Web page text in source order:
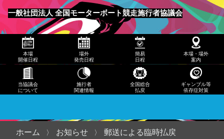
一般社団法人 全国モーターボート競走施行者協議会
メニュー
発売
日程
日程
本
場・
本場
開催日程
場外
発売日程
簡易
日程
本場・場外
案内
当協議会
について
施行者
関連情報
全国総合
払戻
ギャンブル等
依存症対策
ホーム お知らせ 郵送による臨時払戻